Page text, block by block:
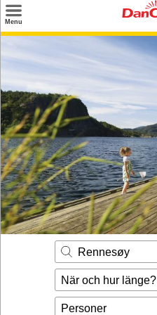
Menu
Inspiration
Info
Service
Kontakt
Husägare
Rennesøy
När och hur länge?
Personer